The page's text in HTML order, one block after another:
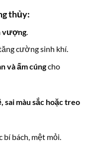
thủy:
vượng.
cường sinh khí.
và ấm cúngcho
sai màu sắc hoặc treo
bí bách, mệt mỏi.